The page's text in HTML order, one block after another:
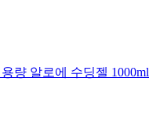
량 알로에 수딩젤 1000ml